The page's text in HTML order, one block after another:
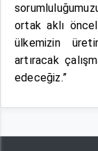
ortak aklı
ülkemizin
artıracak
edeceğiz.”